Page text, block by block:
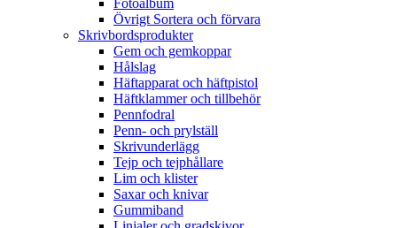
Fotoalbum
Övrigt Sortera och förvara
Skrivbordsprodukter
Gem och gemkoppar
Hålslag
Häftapparat och häftpistol
Häftklammer och tillbehör
Pennfodral
Penn- och prylställ
Skrivunderlägg
Tejp och tejphållare
Lim och klister
Saxar och knivar
Gummiband